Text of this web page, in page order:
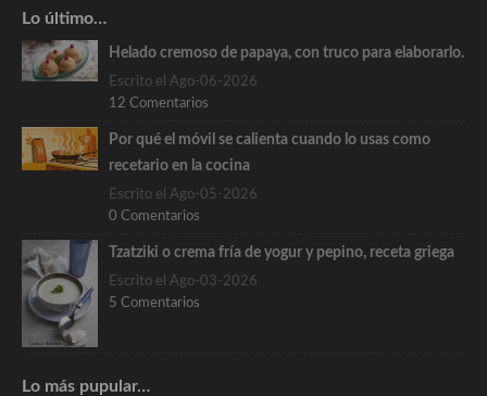
Lo último…
Helado cremoso de papaya, con truco para elaborarlo.
Escrito el Ago-06-2026
12 Comentarios
Por qué el móvil se calienta cuando lo usas como
recetario en la cocina
Escrito el Ago-05-2026
0 Comentarios
Tzatziki o crema fría de yogur y pepino, receta griega
Escrito el Ago-03-2026
5 Comentarios
Lo más pupular…